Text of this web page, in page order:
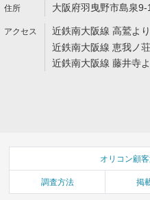
大阪府羽曳野市島泉
近鉄南大阪線 高鷲よ
近鉄南大阪線 恵我ノ
近鉄南大阪線 藤井寺
オリコン顧
調査方法 掲